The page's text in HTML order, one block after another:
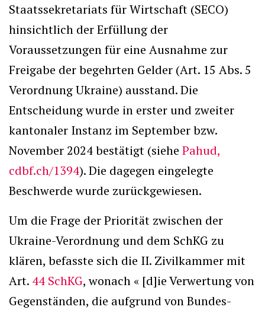
Staatssekretariats für Wirtschaft (SECO)
hinsichtlich der Erfüllung der
Voraussetzungen für eine Ausnahme zur
Freigabe der begehrten Gelder (Art. 15 Abs. 5
Verordnung Ukraine) ausstand. Die
Entscheidung wurde in erster und zweiter
kantonaler Instanz im September bzw.
November 2024 bestätigt (siehe Pahud,
cdbf.ch/1394). Die dagegen eingelegte
Beschwerde wurde zurückgewiesen.
Um die Frage der Priorität zwischen der
Ukraine-Verordnung und dem SchKG zu
klären, befasste sich die II. Zivilkammer mit
Art. 44 SchKG, wonach « [d]ie Verwertung von
Gegenständen, die aufgrund von Bundes-